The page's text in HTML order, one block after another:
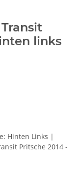
links
Hinten Links |
Pritsche 2014 -